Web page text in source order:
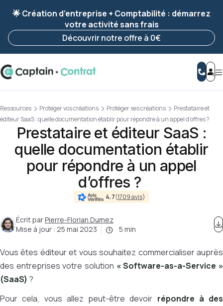
enregistrée 🚀
Reprendre ma démarche
🌟 Création d’entreprise + Comptabilité : démarrez
votre activité sans frais
Découvrir notre offre à 0€
Ressources Protéger vos créations Protéger ses créations
Prestataire et
éditeur SaaS : quelle documentation établir pour répondre à un appel d’offres ?
Prestataire et éditeur SaaS :
quelle documentation établir
pour répondre à un appel
d’offres ?
4.7(1709 avis)
Écrit parPierre-Florian Dumez
Mise à jour : 25 mai 2023 5 min
Vous êtes éditeur et vous souhaitez commercialiser auprès
des entreprises votre solution « Software-as-a-Service »
(SaaS) ?
Pour cela, vous allez peut-être devoir répondre à des